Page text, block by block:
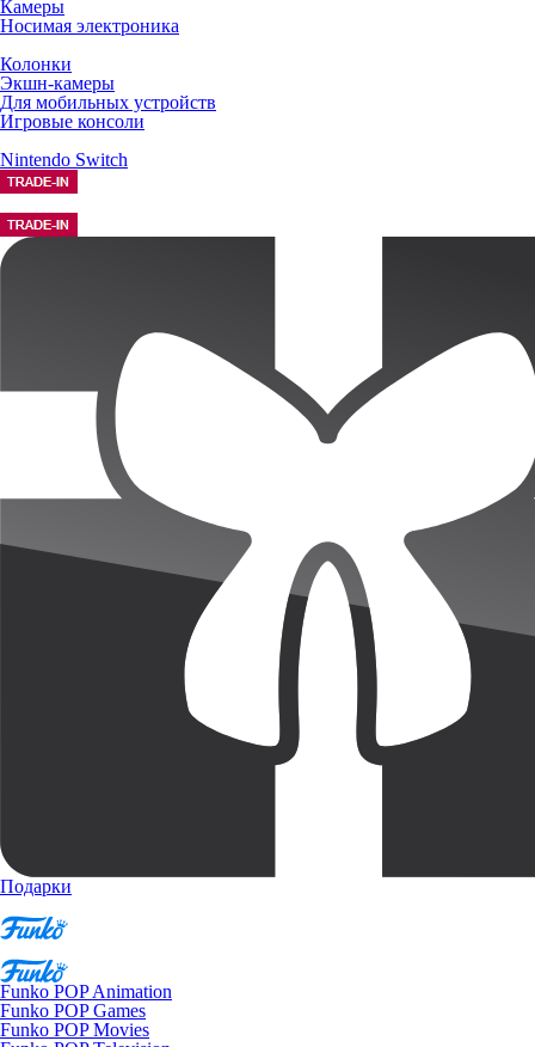
Камеры
Носимая электроника
Колонки
Экшн-камеры
Для мобильных устройств
Игровые консоли
Nintendo Switch
Подарки
Funko POP Animation
Funko POP Games
Funko POP Movies